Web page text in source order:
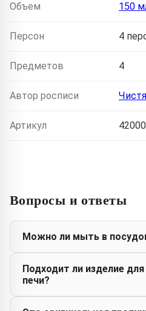
Объем 150
Персон 4
Предметов 4
Автор росписи
Артикул
Вопросы и ответы
Можно ли мыть в
Подходит ли изделие
печи?